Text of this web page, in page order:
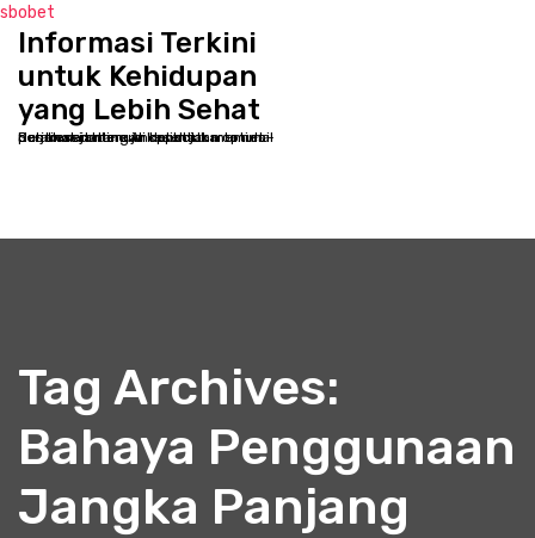
sbobet
Informasi Terkini
untuk Kehidupan
yang Lebih Sehat
Selamat datang di kppbcjakarta.net - Destinasi online Anda untuk memulai perjalanan menuju kesehatan optimal dan kesejahteraan holistik
Tag Archives:
Bahaya Penggunaan
Jangka Panjang